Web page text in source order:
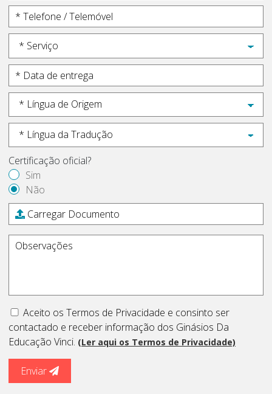
Certificação oficial?
Sim
Não
Carregar Documento
Aceito os Termos de Privacidade e consinto ser
contactado e receber informação dos Ginásios Da
Educação Vinci. (Ler aqui os Termos de Privacidade)
Enviar